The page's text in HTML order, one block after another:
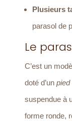
Plusieurs
parasol de
Le
C’est un
doté d’un pied
suspendue à
forme ronde,